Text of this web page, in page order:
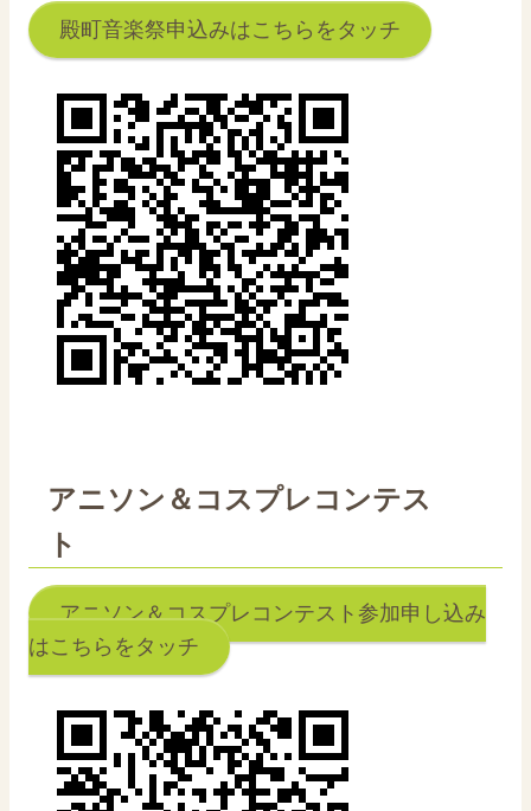
殿町音楽祭申込みはこちらをタッチ
アニソン＆コスプレコンテス
ト
アニソン＆コスプレコンテスト参加申し込み
はこちらをタッチ